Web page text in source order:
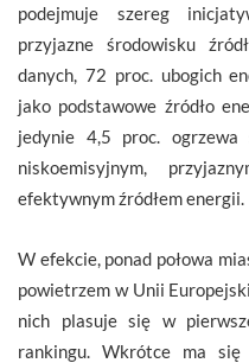
podejmuje szereg
przyjazne środowisku
danych, 72 proc. ubogich
jako podstawowe źródło
jedynie 4,5 proc.
niskoemisyjnym,
efektywnym źródłem energii.
W efekcie, ponad połowa
powietrzem w Unii
nich plasuje się w
rankingu. Wkrótce ma się